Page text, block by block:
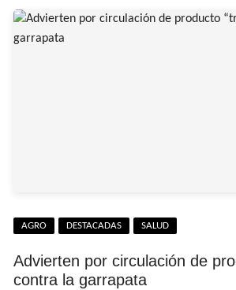
AGRO DESTACADAS SALUD
Advierten por circulación de
contra la garrapata